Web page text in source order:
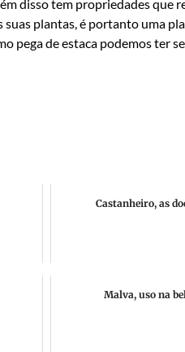
disso tem propriedades que
plantas, é portanto uma
pega de estaca podemos ter
Castanheiro, as
Malva, uso na